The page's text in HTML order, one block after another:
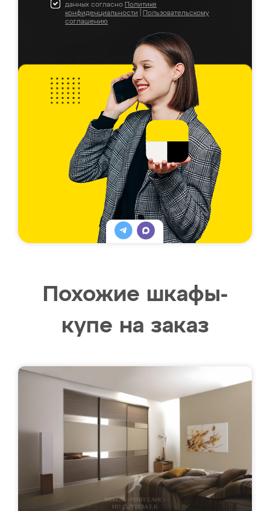
данных согласно Политике
конфиденциальности
Пользовательскому
соглашению
Похожие шкафы-
купе на заказ